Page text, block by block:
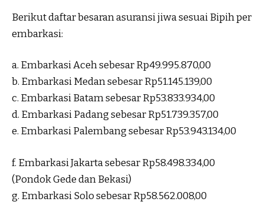
Berikut daftar besaran asuransi jiwa sesuai Bipih per
embarkasi:
a. Embarkasi Aceh sebesar Rp49.995.870,00
b. Embarkasi Medan sebesar Rp51.145.139,00
c. Embarkasi Batam sebesar Rp53.833.934,00
d. Embarkasi Padang sebesar Rp51.739.357,00
e. Embarkasi Palembang sebesar Rp53.943.134,00
f. Embarkasi Jakarta sebesar Rp58.498.334,00
(Pondok Gede dan Bekasi)
g. Embarkasi Solo sebesar Rp58.562.008,00